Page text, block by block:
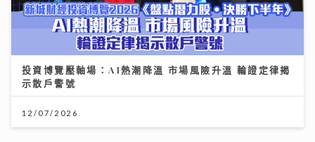
投資博覽壓軸場：AI熱潮降溫 市場風險升溫 輪證定律揭
12/07/2026